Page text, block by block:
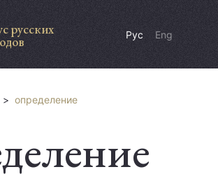
русских Рус Eng
> определение